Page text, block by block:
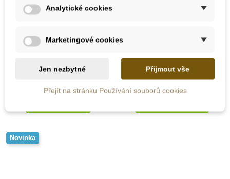
Na dotaz
392 Kč 435 Kč 865 Kč
Novinka
Analytické cookies
Marketingové cookies
Jen nezbytné Přijmout vše
Přejít na stránku Používání souborů cookies